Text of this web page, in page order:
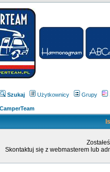
Szukaj Użytkownicy Grupy
Skontaktuj się z webmasterem lub